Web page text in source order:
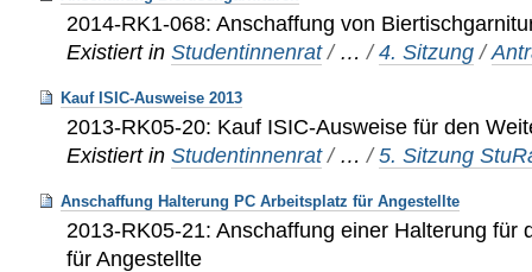
2014-RK1-068: Anschaffung von
Existiert in Studentinnenrat / …/4. Sitzung /
Kauf ISIC-Ausweise 2013
2013-RK05-20: Kauf ISIC-Ausweise für den
Existiert in Studentinnenrat / …/5. Sitzung
Anschaffung Halterung PC Arbeitsplatz für Angestellte
2013-RK05-21: Anschaffung einer Halterung für
für Angestellte